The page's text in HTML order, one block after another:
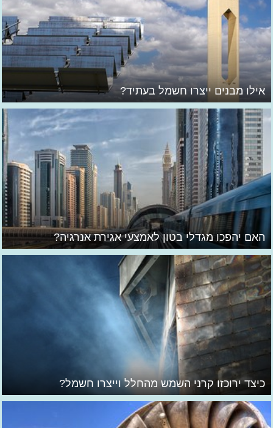
אילו מבנים ייצרו חשמל בעתיד?
האם יהפכו מגדלי בטון לאמצעי אגירת אנרגיה?
כיצד ירוכזו קרני השמש מהחלל וייצרו חשמל?